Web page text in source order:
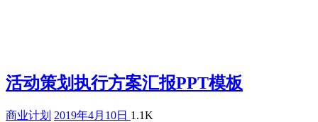
活动策划执行方案汇报PPT模板
商业计划 2019年4月10日 1.1K